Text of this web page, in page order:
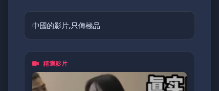
中國的影片,只傳極品
精選影片